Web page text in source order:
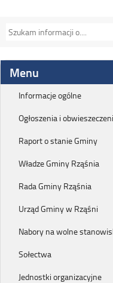
Menu
Informacje ogólne
Ogłoszenia i
Raport o stanie Gminy
Władze Gminy Rząśnia
Rada Gminy Rząśnia
Urząd Gminy w Rząśni
Nabory na wolne
Sołectwa
Jednostki organizacyjne